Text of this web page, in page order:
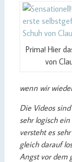
Prima! Hier
von
wenn wir
Die Videos
sehr logisch
versteht es
gleich darauf
Angst vor dem